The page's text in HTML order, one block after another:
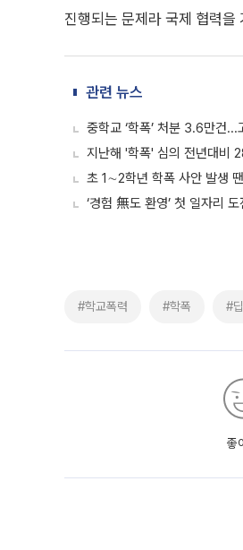
진행되는 문제라 국제 협력을
관련 뉴스
중학교 ‘학폭’ 처분 3.6만건...
지난해 '학폭' 심의 전년대비
초 1∼2학년 학폭 사안 발생 땐
‘경험 無도 환영’ 첫 일자리
#학교폭력 #학폭 #
좋